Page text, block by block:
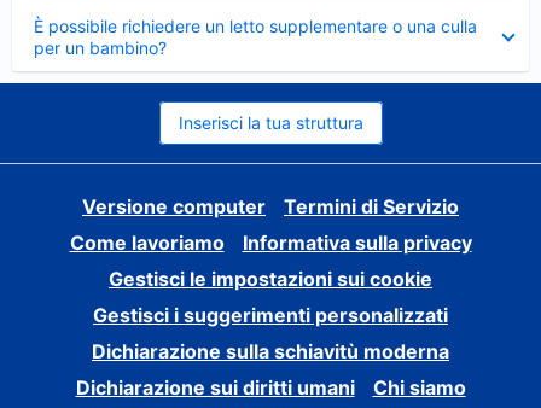
È possibile richiedere un letto supplementare o una culla
per un bambino?
Elemento
chiuso
Inserisci la tua struttura
Versione computer
Termini di Servizio
Come lavoriamo
Informativa sulla privacy
Gestisci le impostazioni sui cookie
Gestisci i suggerimenti personalizzati
Dichiarazione sulla schiavitù moderna
Dichiarazione sui diritti umani
Chi siamo